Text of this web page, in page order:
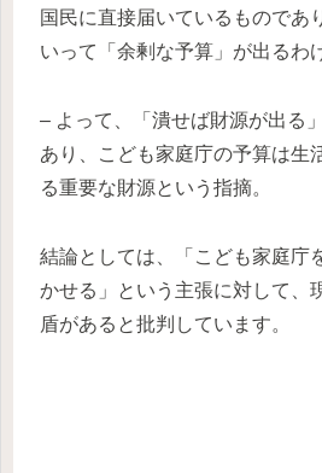
国民に直接届いているものであ
いって「余剰な予算」が出るわ
– よって、「潰せば財源が出る
あり、こども家庭庁の予算は生
る重要な財源という指摘。
結論としては、「こども家庭庁
かせる」という主張に対して、
盾があると批判しています。